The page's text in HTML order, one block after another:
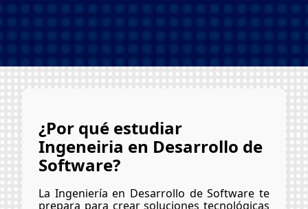
¿Por qué estudiar
Ingeneiria en Desarrollo de
Software?
La Ingeniería en Desarrollo de Software te
prepara para crear soluciones tecnológicas